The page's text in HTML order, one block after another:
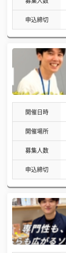
申込締切
開催日時
開催場所
募集人数
申込締切